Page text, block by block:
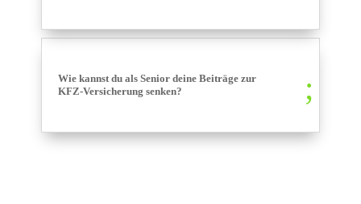
Wie kannst du als Senior deine Beiträge zur
KFZ-Versicherung senken?